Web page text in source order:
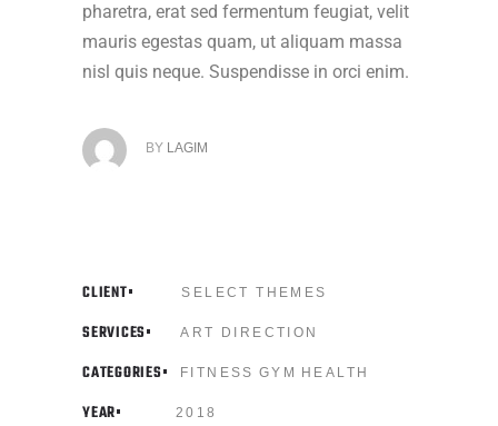
pharetra, erat sed fermentum feugiat, velit
mauris egestas quam, ut aliquam massa
nisl quis neque. Suspendisse in orci enim.
BY LAGIM
CLIENT SELECT THEMES
SERVICES ART DIRECTION
CATEGORIES FITNESS GYM HEALTH
YEAR 2018